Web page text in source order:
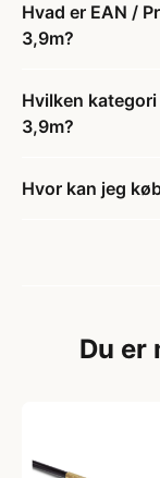
Hvad er EAN /
3,9m?
Hvilken
3,9m?
Hvor kan jeg
Du er